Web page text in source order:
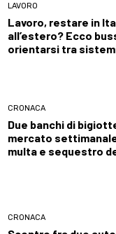
LAVORO
Lavoro, restare in
all’estero? Ecco
orientarsi tra
CRONACA
Due banchi di
mercato
multa e sequestro
CRONACA